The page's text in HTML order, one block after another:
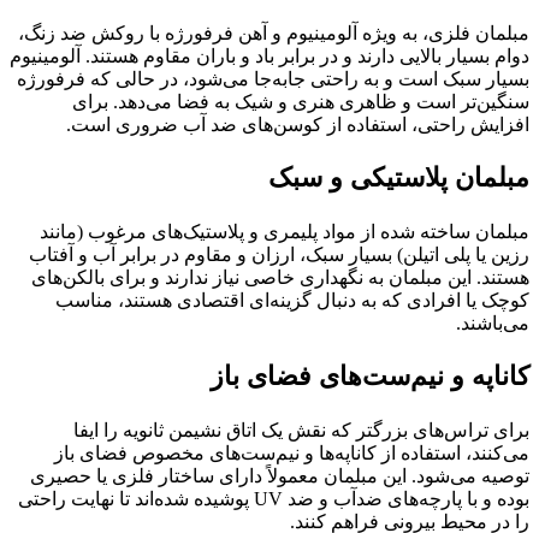
مبلمان فلزی، به ویژه آلومینیوم و آهن فرفورژه با روکش ضد زنگ،
دوام بسیار بالایی دارند و در برابر باد و باران مقاوم هستند. آلومینیوم
بسیار سبک است و به راحتی جابه‌جا می‌شود، در حالی که فرفورژه
سنگین‌تر است و ظاهری هنری و شیک به فضا می‌دهد. برای
افزایش راحتی، استفاده از کوسن‌های ضد آب ضروری است.
مبلمان پلاستیکی و سبک
مبلمان ساخته شده از مواد پلیمری و پلاستیک‌های مرغوب (مانند
رزین یا پلی اتیلن) بسیار سبک، ارزان و مقاوم در برابر آب و آفتاب
هستند. این مبلمان به نگهداری خاصی نیاز ندارند و برای بالکن‌های
کوچک یا افرادی که به دنبال گزینه‌ای اقتصادی هستند، مناسب
می‌باشند.
کاناپه و نیم‌ست‌های فضای باز
برای تراس‌های بزرگتر که نقش یک اتاق نشیمن ثانویه را ایفا
می‌کنند، استفاده از کاناپه‌ها و نیم‌ست‌های مخصوص فضای باز
توصیه می‌شود. این مبلمان معمولاً دارای ساختار فلزی یا حصیری
بوده و با پارچه‌های ضدآب و ضد UV پوشیده شده‌اند تا نهایت راحتی
را در محیط بیرونی فراهم کنند.